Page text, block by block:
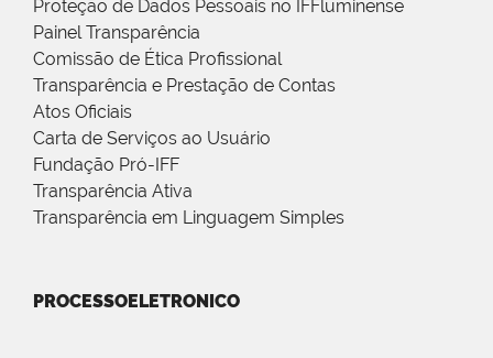
Proteção de Dados Pessoais no IFFluminense
Painel Transparência
Comissão de Ética Profissional
Transparência e Prestação de Contas
Atos Oficiais
Carta de Serviços ao Usuário
Fundação Pró-IFF
Transparência Ativa
Transparência em Linguagem Simples
PROCESSOELETRONICO